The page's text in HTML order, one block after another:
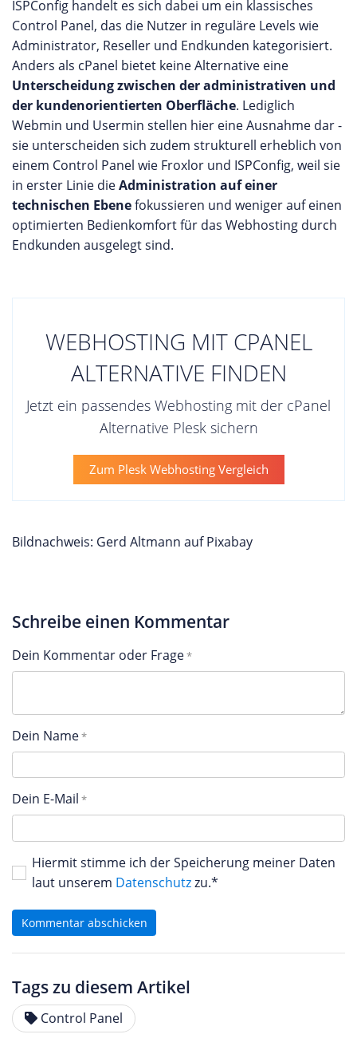
ISPConfig handelt es sich dabei um ein klassisches
Control Panel, das die Nutzer in reguläre Levels wie
Administrator, Reseller und Endkunden kategorisiert.
Anders als cPanel bietet keine Alternative eine
Unterscheidung zwischen der administrativen und
der kundenorientierten Oberfläche. Lediglich
Webmin und Usermin stellen hier eine Ausnahme dar -
sie unterscheiden sich zudem strukturell erheblich von
einem Control Panel wie Froxlor und ISPConfig, weil sie
in erster Linie dieAdministration auf einer
technischen Ebenefokussieren und weniger auf einen
optimierten Bedienkomfort für das Webhosting durch
Endkunden ausgelegt sind.
WEBHOSTING MIT CPANEL
ALTERNATIVE FINDEN
Jetzt ein passendes Webhosting mit der cPanel
Alternative Plesk sichern
Zum Plesk Webhosting Vergleich
Bildnachweis: Gerd Altmann auf Pixabay
Schreibe einen Kommentar
Dein Kommentar oder Frage
Dein Name
Dein E-Mail
Hiermit stimme ich der Speicherung meiner Daten
laut unserem Datenschutzzu.*
Kommentar abschicken
Tags zu diesem Artikel
Control Panel